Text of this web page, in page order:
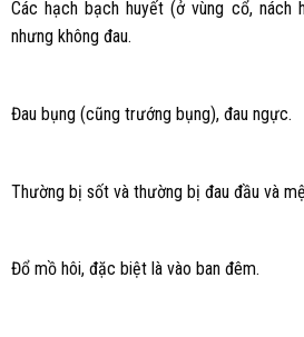
Các hạch bạch huyết (ở vùng cổ, nách
nhưng không đau.
Đau bụng (cũng trướng bụng), đau ngực.
Thường bị sốt và thường bị đau đầu và
Đổ mồ hôi, đặc biệt là vào ban đêm.